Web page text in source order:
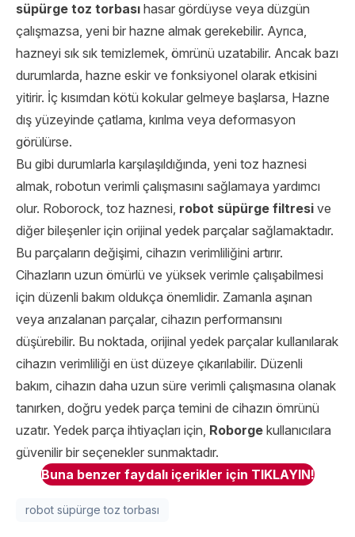
süpürge toz torbası hasar gördüyse veya düzgün
çalışmazsa, yeni bir hazne almak gerekebilir. Ayrıca,
hazneyi sık sık temizlemek, ömrünü uzatabilir. Ancak bazı
durumlarda, hazne eskir ve fonksiyonel olarak etkisini
yitirir. İç kısımdan kötü kokular gelmeye başlarsa, Hazne
dış yüzeyinde çatlama, kırılma veya deformasyon
görülürse.
Bu gibi durumlarla karşılaşıldığında, yeni toz haznesi
almak, robotun verimli çalışmasını sağlamaya yardımcı
olur. Roborock, toz haznesi, robot süpürge filtresi ve
diğer bileşenler için orijinal yedek parçalar sağlamaktadır.
Bu parçaların değişimi, cihazın verimliliğini artırır.
Cihazların uzun ömürlü ve yüksek verimle çalışabilmesi
için düzenli bakım oldukça önemlidir. Zamanla aşınan
veya arızalanan parçalar, cihazın performansını
düşürebilir. Bu noktada, orijinal yedek parçalar kullanılarak
cihazın verimliliği en üst düzeye çıkarılabilir. Düzenli
bakım, cihazın daha uzun süre verimli çalışmasına olanak
tanırken, doğru yedek parça temini de cihazın ömrünü
uzatır. Yedek parça ihtiyaçları için, Roborge kullanıcılara
güvenilir bir seçenekler sunmaktadır.
Buna benzer faydalı içerikler için TIKLAYIN!
robot süpürge toz torbası